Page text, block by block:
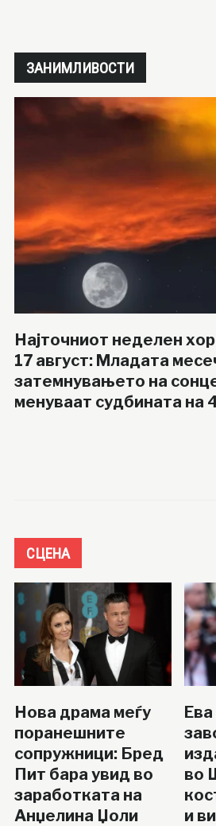
ЗАНИМЛИВОСТИ
Најточниот неделен
17 август: Младата
затемнувањето на
менуваат судбината на
СЦЕНА
Нова драма меѓу
поранешните
сопружници: Бред
Пит бара увид во
заработката на
Анџелина Џоли
Ева
во
и